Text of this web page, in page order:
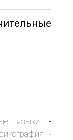
языки -
-